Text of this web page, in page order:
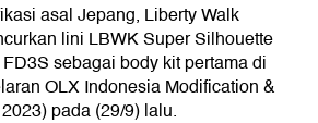
asal Jepang, Liberty Walk
lini LBWK Super Silhouette
sebagai body kit pertama di
OLX Indonesia Modification &
pada (29/9) lalu.